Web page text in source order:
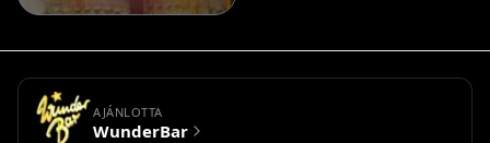
AJÁNLOTTA
WunderBar